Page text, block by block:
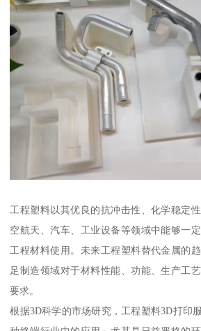
工程塑料以其优良的抗冲击性、化学稳定
空航天、汽车、工业设备等领域中能够一
工程材料使用。未来工程塑料替代金属的
足制造领域对于材料性能、功能、生产工
要求。
根据3D科学的市场研究，工程塑料3D打印